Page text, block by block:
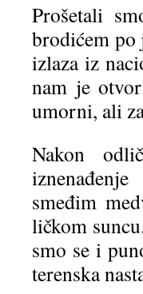
Prošetali
brodićem po
izlaza iz
nam je
umorni, ali
Nakon
smeđim
ličkom
smo se i
terenska